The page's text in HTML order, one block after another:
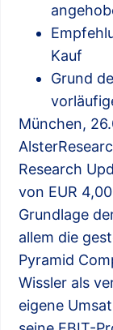
Kauf
Grund
München,
Research
von EUR
Grundlage
allem die
Pyramid
Wissler als
eigene